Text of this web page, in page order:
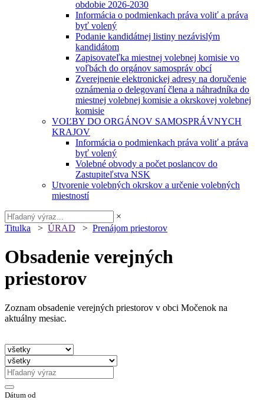
obdobie 2026-2030
Informácia o podmienkach práva voliť a práva
byť volený
Podanie kandidátnej listiny nezávislým
kandidátom
Zapisovateľka miestnej volebnej komisie vo
voľbách do orgánov samospráv obcí
Zverejnenie elektronickej adresy na doručenie
oznámenia o delegovaní člena a náhradníka do
miestnej volebnej komisie a okrskovej volebnej
komisie
VOĽBY DO ORGÁNOV SAMOSPRÁVNYCH
KRAJOV
Informácia o podmienkach práva voliť a práva
byť volený
Volebné obvody a počet poslancov do
Zastupiteľstva NSK
Utvorenie volebných okrskov a určenie volebných
miestností
×
Titulka > ÚRAD > Prenájom priestorov
Obsadenie verejných
priestorov
Zoznam obsadenie verejných priestorov v obci Močenok na
aktuálny mesiac.
Dátum od